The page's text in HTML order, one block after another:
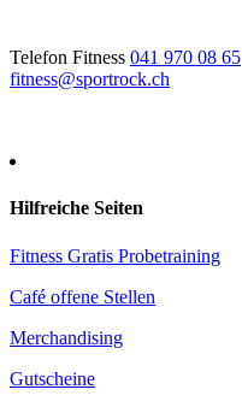
Telefon Fitness 041 970 08 65
fitness@sportrock.ch
Hilfreiche Seiten
Fitness Gratis Probetraining
Café offene Stellen
Merchandising
Gutscheine